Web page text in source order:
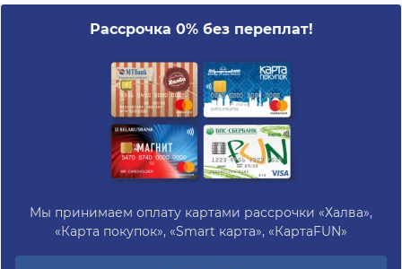
Рассрочка 0% без переплат!
Мы принимаем оплату картами рассрочки «Халва»,
«Карта покупок», «Smart карта», «КартаFUN»